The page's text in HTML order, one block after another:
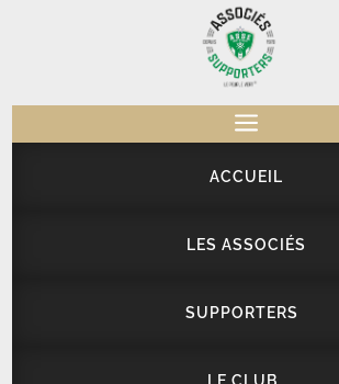
a
ACCUEIL
LES ASSOCIÉS
SUPPORTERS